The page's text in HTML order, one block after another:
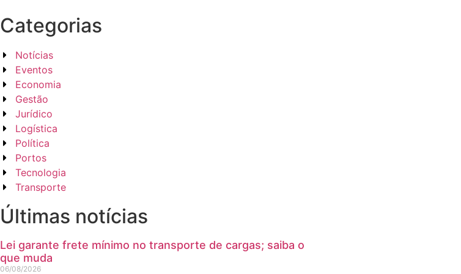
Categorias
Notícias
Eventos
Economia
Gestão
Jurídico
Logística
Política
Portos
Tecnologia
Transporte
Últimas notícias
Lei garante frete mínimo no transporte de cargas; saiba o
que muda
06/08/2026